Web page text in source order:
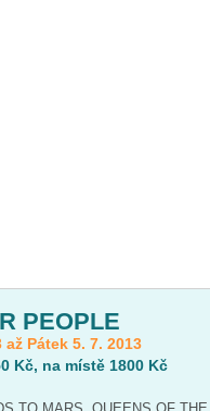
PEOPLE
až Pátek 5. 7. 2013
Kč, na místě 1800 Kč